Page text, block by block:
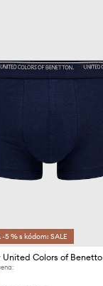
-5 % s kódom: SALE
United Colors of